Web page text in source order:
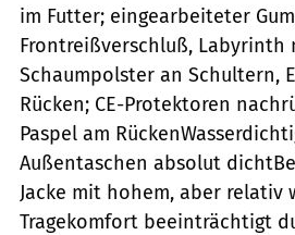
im Futter; eingearbeiteter
Frontreißverschluß, Labyrinth
Schaumpolster an Schultern,
Rücken; CE-Protektoren
Paspel am
Außentaschen absolut
Jacke mit hohem, aber relativ
Tragekomfort beeinträchtigt